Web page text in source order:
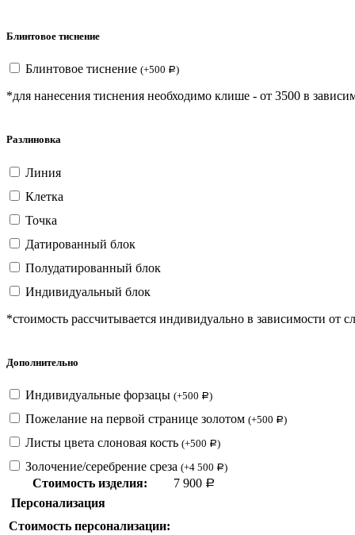
Блинтовое тиснение
Блинтовое тиснение (+500 Р)
*для нанесения тиснения необходимо клише - от 3500 в
Разлиновка
Линия
Клетка
Точка
Датированный блок
Полудатированный блок
Индивидуальный блок
*стоимость рассчитывается индивидуально в зависимости от
Дополнительно
Индивидуальные форзацы (+500 Р)
Пожелание на первой странице золотом (+500 Р)
Листы цвета слоновая кость (+500 Р)
Золочение/серебрение среза (+4 500 Р)
Стоимость изделия: 7 900 Р
Персонализация
Стоимость персонализации: